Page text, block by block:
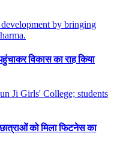
विकास का राह किया
को मिला फिटनेस का